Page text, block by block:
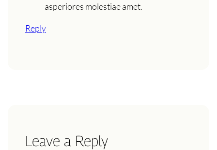
asperiores molestiae amet.
Reply
Leave a Reply